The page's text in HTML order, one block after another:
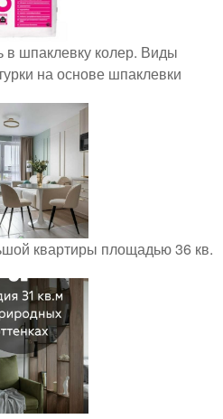
шпаклевку колер. Виды
на основе шпаклевки
квартиры площадью 36 кв.